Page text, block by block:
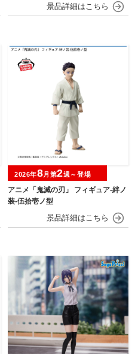
アニメ「鬼滅の刃」 フィギュア-絆ノ
装-伍拾壱ノ型
2026年8月第2週～登場